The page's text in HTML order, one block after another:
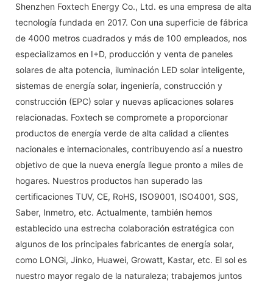
Shenzhen Foxtech Energy Co., Ltd. es una empresa de alta
tecnología fundada en 2017. Con una superficie de fábrica
de 4000 metros cuadrados y más de 100 empleados, nos
especializamos en I+D, producción y venta de paneles
solares de alta potencia, iluminación LED solar inteligente,
sistemas de energía solar, ingeniería, construcción y
construcción (EPC) solar y nuevas aplicaciones solares
relacionadas. Foxtech se compromete a proporcionar
productos de energía verde de alta calidad a clientes
nacionales e internacionales, contribuyendo así a nuestro
objetivo de que la nueva energía llegue pronto a miles de
hogares. Nuestros productos han superado las
certificaciones TUV, CE, RoHS, ISO9001, ISO4001, SGS,
Saber, Inmetro, etc. Actualmente, también hemos
establecido una estrecha colaboración estratégica con
algunos de los principales fabricantes de energía solar,
como LONGi, Jinko, Huawei, Growatt, Kastar, etc. El sol es
nuestro mayor regalo de la naturaleza; trabajemos juntos